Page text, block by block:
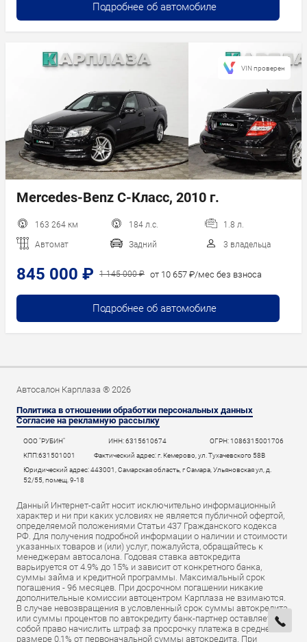
Подробнее об автомобиле
Mercedes-Benz C-Класс, 2010 г.
163 264 км 184 л.с. 1.8 л.
Автомат Задний 3 владельца
845 000 ₽ 1 145 000 ₽ от 10 657 ₽/мес без взноса
Подробнее об автомобиле
VIN проверен
Автосалон Карплаза ® 2026
Политика в отношении обработки персональных данных
Согласие на рекламную рассылку
ООО "РУБИН" ИНН: 6315610674
ОГРН: 1086315001706
КПП:631501001
Фактический адрес: г. Кемерово, ул. Тухачевского 58В
Юридический адрес: 443001, Самарская область, г Самара, Ульяновская ул, д.
52/55, помещ. 9-18
Данный Интернет-сайт носит исключительно информационный
характер и ни при каких условиях не является публичной офертой,
определяемой положениями Статьи 437 Гражданского кодекса
РФ. Для получения подробной информации о наличии и стоимости
указанных товаров и (или) услуг, пожалуйста, обращайтесь к
менеджерам автосалона. Годовая ставка автокредита
варьируется от 4.9% до 15% и зависит от конкретного банка,
суммы займа и кредитной программы. Максимальный срок
погашения - 96 месяцев. При досрочном погашении никакие
дополнительные комиссии автоцентром Карплаза не взимаются.
В случае невозвращения в условленный срок суммы автокредита
или суммы процентов по автокредиту банк-партнер оставляет за
собой право начислить штраф за просрочку платежа в среднем
размере 0,1% от первоначальной суммы автокредита. При